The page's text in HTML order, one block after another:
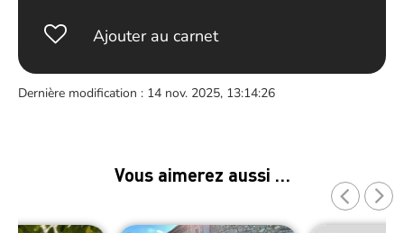
Ajouter au carnet
Dernière modification : 14 nov. 2025, 13:14:26
Vous aimerez aussi …